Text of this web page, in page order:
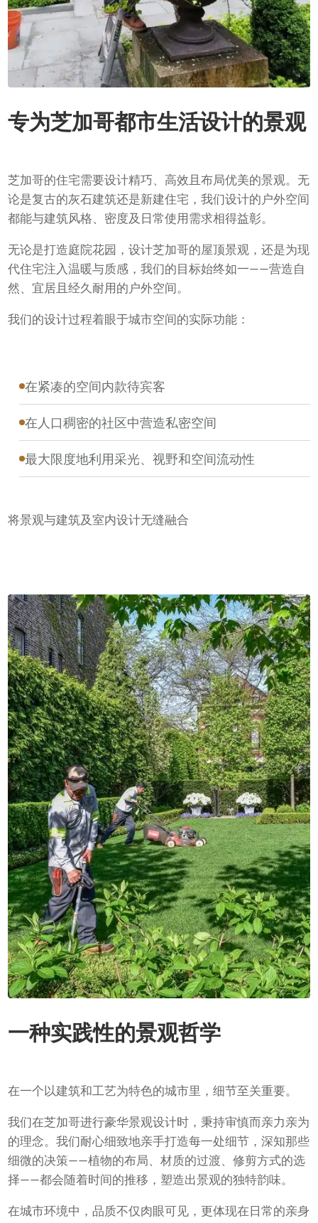
专为芝加哥都市生活设计的景观
芝加哥的住宅需要设计精巧、高效且布局优美的景观。无
论是复古的灰石建筑还是新建住宅，我们设计的户外空间
都能与建筑风格、密度及日常使用需求相得益彰。
无论是打造庭院花园，设计芝加哥的屋顶景观，还是为现
代住宅注入温暖与质感，我们的目标始终如一——营造自
然、宜居且经久耐用的户外空间。
我们的设计过程着眼于城市空间的实际功能：
在紧凑的空间内款待宾客
在人口稠密的社区中营造私密空间
最大限度地利用采光、视野和空间流动性
将景观与建筑及室内设计无缝融合
一种实践性的景观哲学
在一个以建筑和工艺为特色的城市里，细节至关重要。
我们在芝加哥进行豪华景观设计时，秉持审慎而亲力亲为
的理念。我们耐心细致地亲手打造每一处细节，深知那些
细微的决策——植物的布局、材质的过渡、修剪方式的选
择——都会随着时间的推移，塑造出景观的独特韵味。
在城市环境中，品质不仅肉眼可见，更体现在日常的亲身